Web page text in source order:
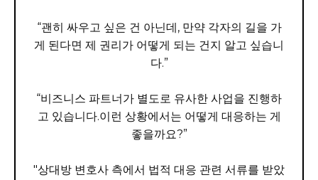
“괜히 싸우고 싶은 건 아닌데, 만약 각자의 길을 가
게 된다면 제 권리가 어떻게 되는 건지 알고 싶습니
다.”
“비즈니스 파트너가 별도로 유사한 사업을 진행하
고 있습니다.이런 상황에서는 어떻게 대응하는 게
좋을까요?”
"상대방 변호사 측에서 법적 대응 관련 서류를 받았